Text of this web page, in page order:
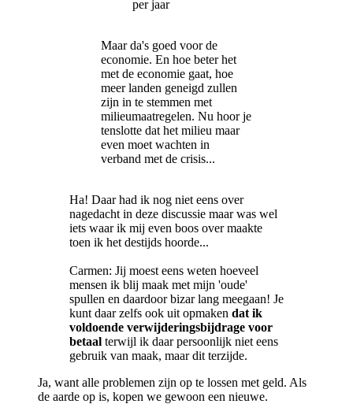
per jaar
Maar da's goed voor de
economie. En hoe beter het
met de economie gaat, hoe
meer landen geneigd zullen
zijn in te stemmen met
milieumaatregelen. Nu hoor je
tenslotte dat het milieu maar
even moet wachten in
verband met de crisis...
Ha! Daar had ik nog niet eens over
nagedacht in deze discussie maar was wel
iets waar ik mij even boos over maakte
toen ik het destijds hoorde...
Carmen: Jij moest eens weten hoeveel
mensen ik blij maak met mijn 'oude'
spullen en daardoor bizar lang meegaan! Je
kunt daar zelfs ook uit opmaken dat ik
voldoende verwijderingsbijdrage voor
betaal terwijl ik daar persoonlijk niet eens
gebruik van maak, maar dit terzijde.
Ja, want alle problemen zijn op te lossen met geld. Als
de aarde op is, kopen we gewoon een nieuwe.